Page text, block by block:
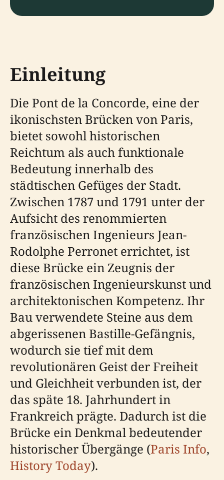
Einleitung
Die Pont de la Concorde, eine der
ikonischsten Brücken von Paris,
bietet sowohl historischen
Reichtum als auch funktionale
Bedeutung innerhalb des
städtischen Gefüges der Stadt.
Zwischen 1787 und 1791 unter der
Aufsicht des renommierten
französischen Ingenieurs Jean-
Rodolphe Perronet errichtet, ist
diese Brücke ein Zeugnis der
französischen Ingenieurskunst und
architektonischen Kompetenz. Ihr
Bau verwendete Steine aus dem
abgerissenen Bastille-Gefängnis,
wodurch sie tief mit dem
revolutionären Geist der Freiheit
und Gleichheit verbunden ist, der
das späte 18. Jahrhundert in
Frankreich prägte. Dadurch ist die
Brücke ein Denkmal bedeutender
historischer Übergänge (Paris Info,
History Today).